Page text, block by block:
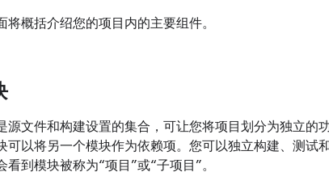
将概括介绍您的项目内的主要组件。
源文件和构建设置的集合，可让您将项目划分为独立的
可以将另一个模块作为依赖项。您可以独立构建、测试
看到模块被称为“项目”或“子项目”。